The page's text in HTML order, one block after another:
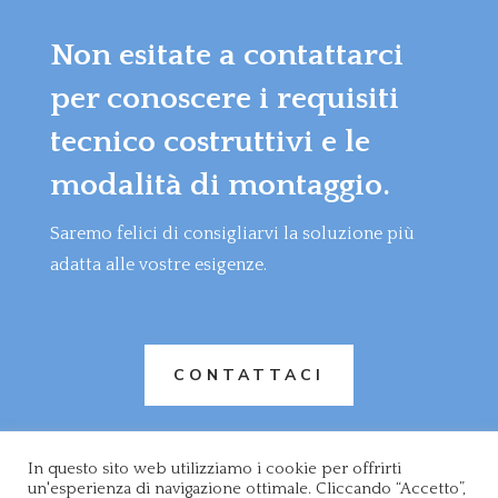
Non esitate a contattarci
per conoscere i requisiti
tecnico costruttivi e le
modalità di montaggio.
Saremo felici di consigliarvi la soluzione più
adatta alle vostre esigenze.
CONTATTACI
© 26 ROSSI & C. S.A.S. DI ROSSI ROBERTO - Via
In questo sito web utilizziamo i cookie per offrirti
un'esperienza di navigazione ottimale. Cliccando “Accetto”,